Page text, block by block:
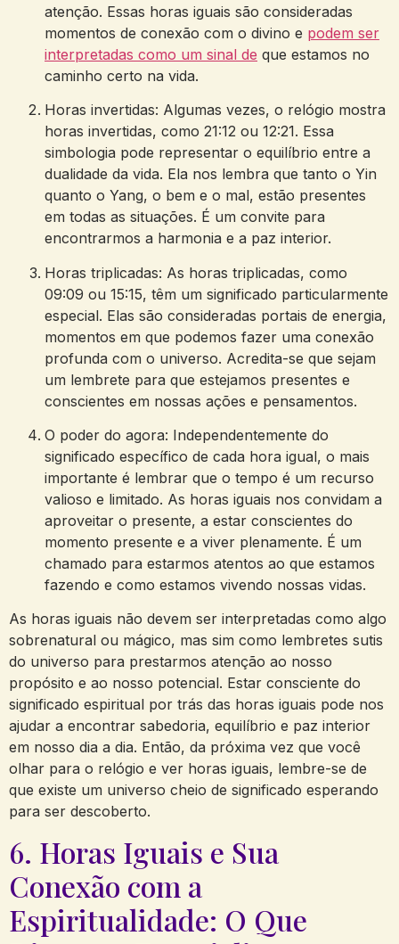
atenção. Essas horas iguais são consideradas
momentos de conexão com o divino e podem ser
interpretadas como um sinal de que estamos no
caminho certo na vida.
Horas invertidas: Algumas vezes, o relógio mostra
horas invertidas, como 21:12 ou 12:21. Essa
simbologia pode representar o equilíbrio entre a
dualidade da vida. Ela nos lembra que tanto o Yin
quanto o Yang, o bem e o mal, estão presentes
em todas as situações. É um convite para
encontrarmos a harmonia e a paz interior.
Horas triplicadas: As horas triplicadas, como
09:09 ou 15:15, têm um significado particularmente
especial. Elas são consideradas portais de energia,
momentos em que podemos fazer uma conexão
profunda com o universo. Acredita-se que sejam
um lembrete para que estejamos presentes e
conscientes em nossas ações e pensamentos.
O poder do agora: Independentemente do
significado específico de cada hora igual, o mais
importante é lembrar que o tempo é um recurso
valioso e limitado. As horas iguais nos convidam a
aproveitar o presente, a estar conscientes do
momento presente e a viver plenamente. É um
chamado para estarmos atentos ao que estamos
fazendo e como estamos vivendo nossas vidas.
As horas iguais não devem ser interpretadas como algo
sobrenatural ou mágico, mas sim como lembretes sutis
do universo para prestarmos atenção ao nosso
propósito e ao nosso potencial. Estar consciente do
significado espiritual por trás das horas iguais pode nos
ajudar a encontrar sabedoria, equilíbrio e paz interior
em nosso dia a dia. Então, da próxima vez que você
olhar para o relógio e ver horas iguais, lembre-se de
que existe um universo cheio de significado esperando
para ser descoberto.
6. Horas Iguais e Sua
Conexão com a
Espiritualidade: O Que